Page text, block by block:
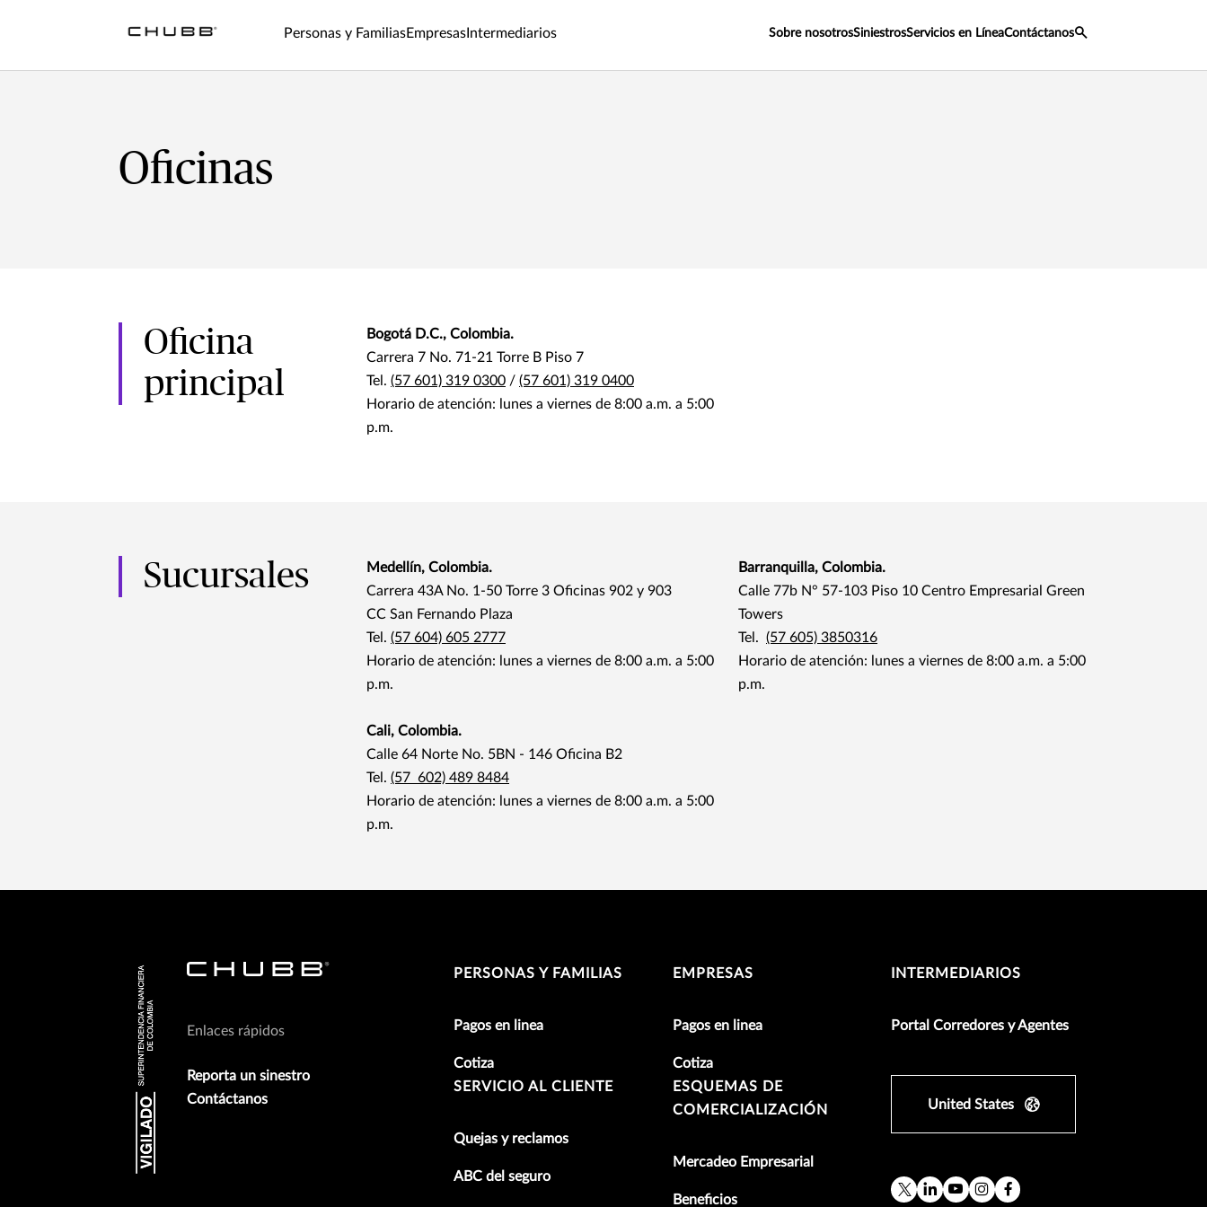
Personas y FamiliasEmpresas Intermediarios Sobre nosotrosSiniestrosServicios en LíneaContáctanos
Oficinas
Oficina
principal
Bogotá D.C., Colombia.
Carrera 7 No. 71-21 Torre B Piso 7
Tel. (57 601) 319 0300 / (57 601) 319 0400
Horario de atención: lunes a viernes de 8:00 a.m. a 5:00
p.m.
Sucursales
Medellín, Colombia.
Carrera 43A No. 1-50 Torre 3 Oficinas 902 y 903
CC San Fernando Plaza
Tel. (57 604) 605 2777
Horario de atención: lunes a viernes de 8:00 a.m. a 5:00
p.m.
Cali, Colombia.
Calle 64 Norte No. 5BN - 146 Oficina B2
Tel. (57 602) 489 8484
Horario de atención: lunes a viernes de 8:00 a.m. a 5:00
p.m.
Barranquilla, Colombia.
Calle 77b N° 57-103 Piso 10 Centro Empresarial Green
Towers
Tel. (57 605) 3850316
Horario de atención: lunes a viernes de 8:00 a.m. a 5:00
p.m.
Enlaces rápidos
Reporta un sinestro
Contáctanos
PERSONAS Y FAMILIAS
Pagos en linea
Cotiza
EMPRESAS
Pagos en linea
Cotiza
INTERMEDIARIOS
Portal Corredores y Agentes
SERVICIO AL CLIENTE
Quejas y reclamos
ABC del seguro
ESQUEMAS DE
COMERCIALIZACIÓN
Mercadeo Empresarial
Beneficios
United States